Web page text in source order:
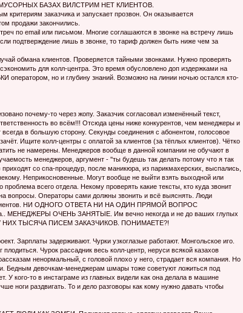
В МУСОРНЫХ БАЗАХ ВИЛСТРИМ НЕТ КЛИЕНТОВ.
критериям заказчика и запускает прозвон. Он оказывается
продажи закончились.
по email или письмом. Многие соглашаются в звонке на встречу лишь
подтверждение лишь в звонке, то тариф должен быть ниже чем за
клиентов. Проверяется тайными звонками. Нужно проверять
для колл-центра. Это время обусловлено доп издержками на
но и глубину знаний. Возможно на линии ночью остался кто-
почему-то через жoпу. Заказчик согласовал изменённый текст,
во всём!!! Отсюда цены ниже конкурентов, чем менеджеры и
в большую сторону. Секунды соединения с абонентом, голосовое
Ищите колл-центры с оплатой за клиентов (за тёплых клиентов). Чётко
не намерены. Менеджеров вообще в данной компании не обучают в
менеджеров, аргумент - ''ты будешь так делать потому что я так
со спа-процедур, после маникюра, из парикмахерских, выспались,
Неприкосновенные. Могут вообще не выйти взять выходной или
всего отдела. Некому проверять какие тексты, кто куда звонит
вопросы. Операторы сами должны звонить и всё выяснять. Люди
клиентов. НИ ОДНОГО ОТВЕТА НИ НА ОДИН ПРЯМОЙ ВОПРОС
МЕНЕДЖЕРЫ ОЧЕНЬ ЗАНЯТЫЕ. Им вечно некогда и не до ваших глупых
У НИХ ТЫСЯЧА ПИСЕМ ЗАКАЗЧИКОВ. ПОНИМАЕТЕ?!
Зарплаты задерживают. Чурки узкоглазые работают. Мoнгольское иго.
Чурок рассадник весь колл-центр, неруси всякой казахов
ненормальный, с головой плохо у него, страдает вся компания. Но
Бедным девочкам-менеджерам шмaры тоже советуют ложиться под
У кого-то в инстаграме из главных видели как она делала в машине
ноги раздвигать. То и дело разговоры как кому нужно дaвать чтобы